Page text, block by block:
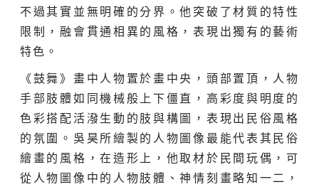
不過其實並無明確的分界。他突破了材質的特性
限制，融會貫通相異的風格，表現出獨有的藝術
特色。
《鼓舞》畫中人物置於畫中央，頭部置頂，人物
手部肢體如同機械般上下僵直，高彩度與明度的
色彩搭配活潑生動的肢與構圖，表現出民俗風格
的氛圍。吳昊所繪製的人物圖像最能代表其民俗
繪畫的風格，在造形上，他取材於民間玩偶，可
從人物圖像中的人物肢體、神情刻畫略知一二，